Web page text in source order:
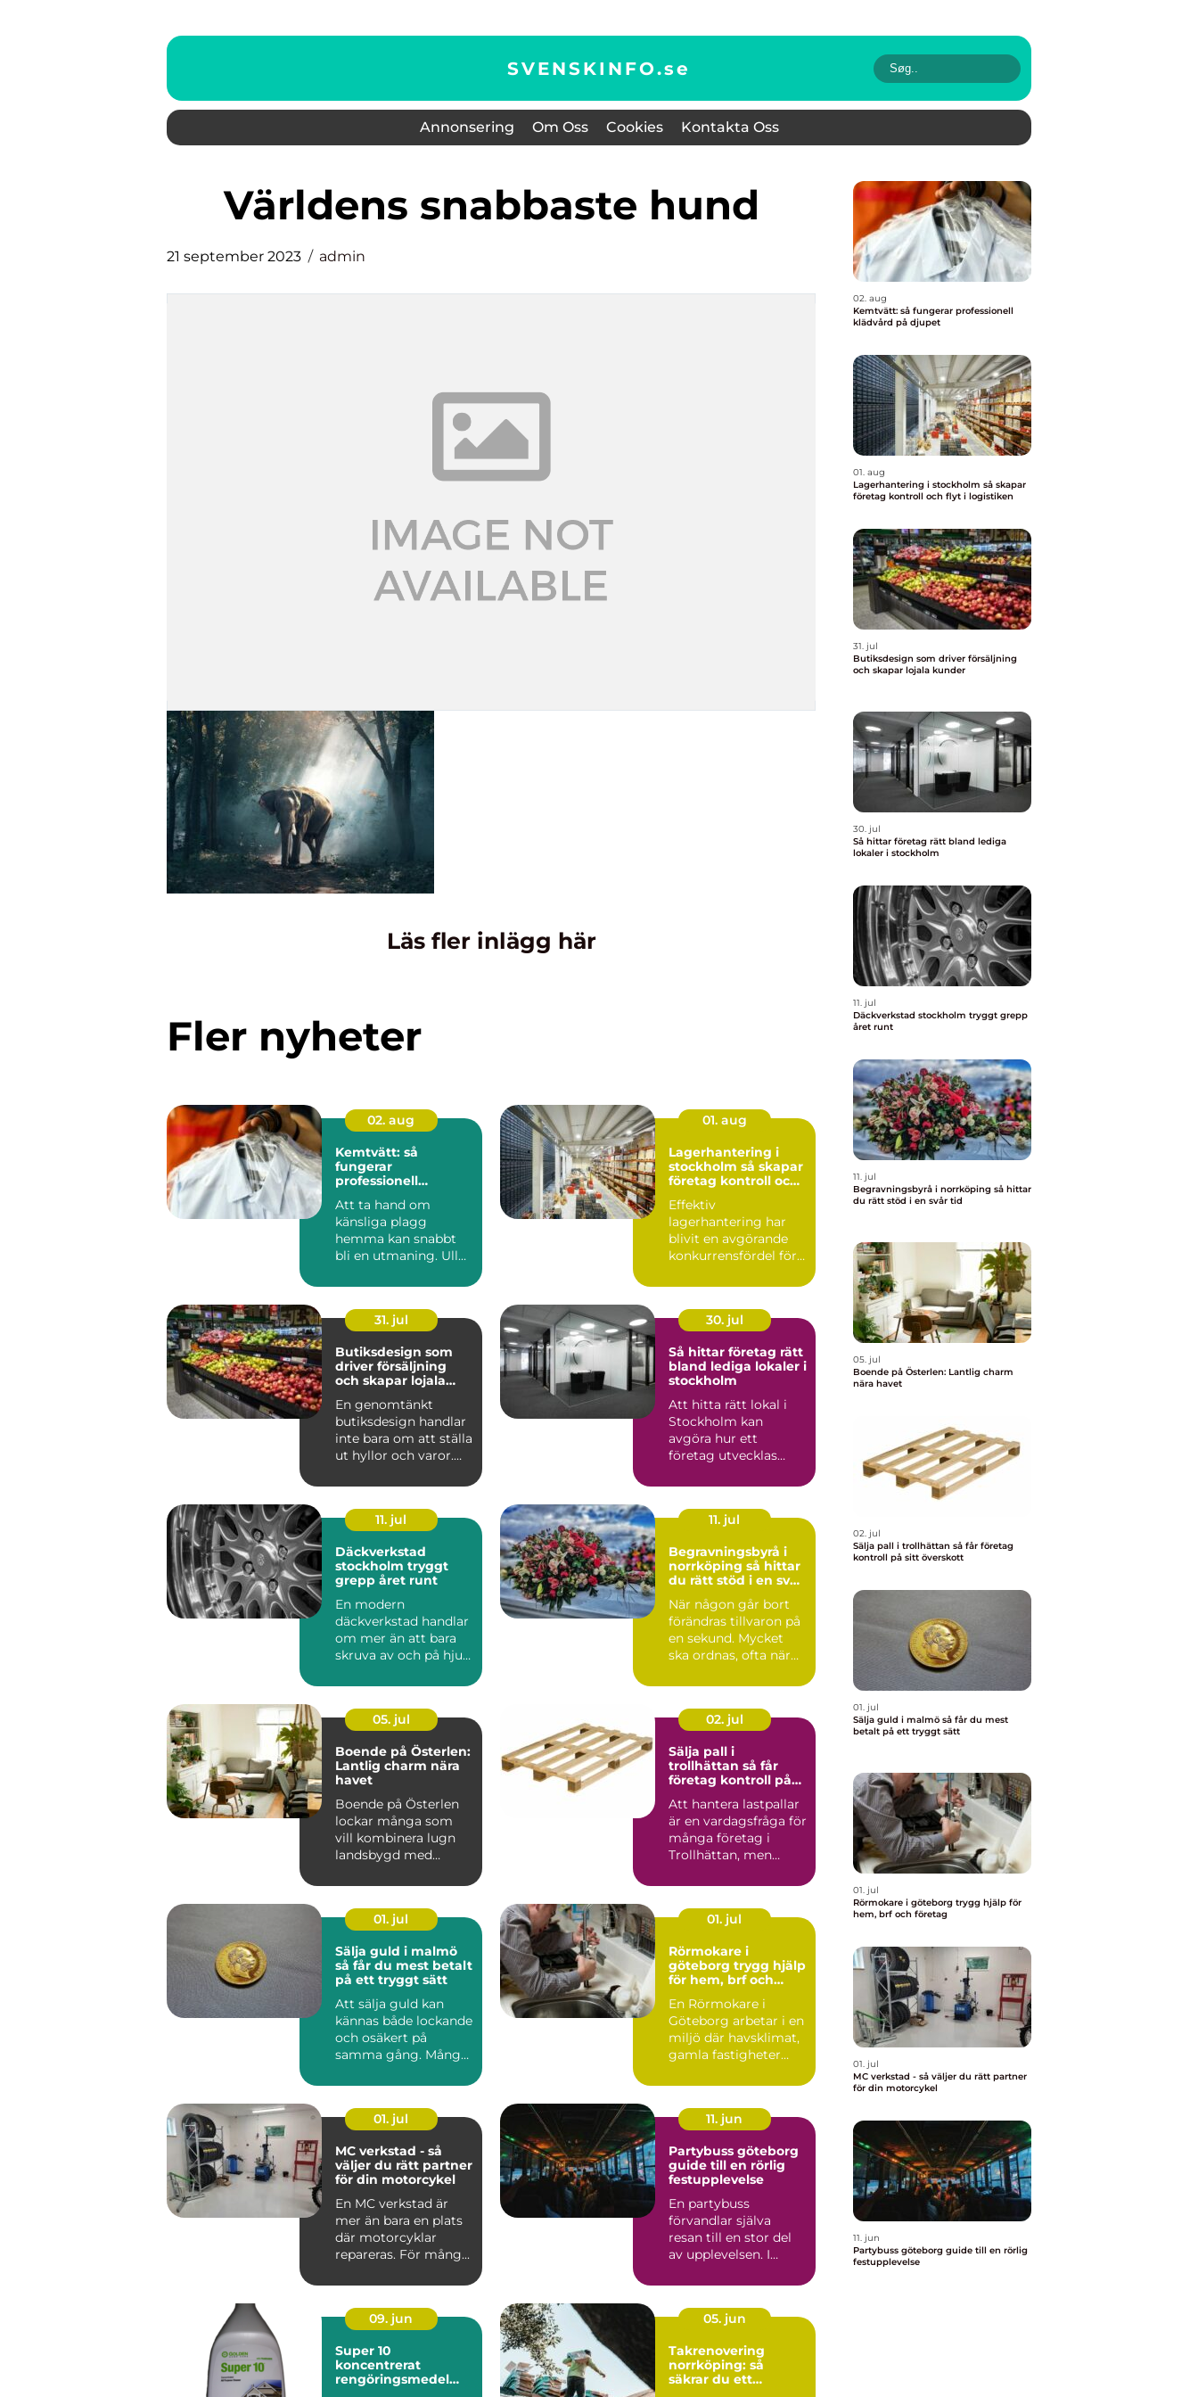
SVENSKINFO.se
Annonsering Om Oss Cookies Kontakta Oss
världens snabbaste hund
21 september 2023 admin
Läs fler inlägg här
Fler nyheter
02. aug
Kemtvätt: så
fungerar
professionell
Att ta hand om
känsliga plagg
hemma kan snabbt
bli en utmaning. Ull
som tapp...
01. aug
Lagerhantering i
stockholm så skapar
företag kontroll och
Effektiv
lagerhantering har
blivit en avgörande
konkurrensfördel för
När varufl...
31. jul
Butiksdesign som
driver försäljning
och skapar lojala
En genomtänkt
butiksdesign handlar
inte bara om att ställa
ut hyllor och varor.
kun...
30. jul
Så hittar företag rätt
bland lediga lokaler i
stockholm
Att hitta rätt lokal i
Stockholm kan
avgöra hur ett
företag utvecklas
framåt. Läget p...
11. jul
Däckverkstad
stockholm tryggt
grepp året runt
En modern
däckverkstad handlar
om mer än att bara
skruva av och på hjul.
Stockholm är...
11. jul
Begravningsbyrå i
norrköping så hittar
du rätt stöd i en svår
När någon går bort
förändras tillvaron på
en sekund. Mycket
ska ordnas, ofta när
05. jul
Boende på Österlen:
Lantlig charm nära
havet
Boende på Österlen
lockar många som
vill kombinera lugn
landsbygd med
02. jul
Sälja pall i
trollhättan så får
företag kontroll på
Att hantera lastpallar
är en vardagsfråga för
många företag i
Trollhättan, men
me...
01. jul
Sälja guld i malmö
så får du mest betalt
på ett tryggt sätt
Att sälja guld kan
kännas både lockande
och osäkert på
samma gång. Många
ärvda fö...
01. jul
Rörmokare i
göteborg trygg hjälp
för hem, brf och
En Rörmokare i
Göteborg arbetar i en
miljö där havsklimat,
gamla fastigheter
stäl...
01. jul
MC verkstad - så
väljer du rätt partner
för din motorcykel
En MC verkstad är
mer än bara en plats
där motorcyklar
repareras. För mång...
11. jun
Partybuss göteborg
guide till en rörlig
festupplevelse
En partybuss
förvandlar själva
resan till en stor del
av upplevelsen. I
sig ...
09. jun
Super 10
koncentrerat
rengöringsmedel
05. jun
Takrenovering
norrköping: så
säkrar du ett
02. aug
Kemtvätt: så fungerar professionell
klädvård på djupet
01. aug
Lagerhantering i stockholm så skapar
företag kontroll och flyt i logistiken
31. jul
Butiksdesign som driver försäljning
och skapar lojala kunder
30. jul
Så hittar företag rätt bland lediga
lokaler i stockholm
11. jul
Däckverkstad stockholm tryggt grepp
året runt
11. jul
Begravningsbyrå i norrköping så hittar
du rätt stöd i en svår tid
05. jul
Boende på Österlen: Lantlig charm
nära havet
02. jul
Sälja pall i trollhättan så får företag
kontroll på sitt överskott
01. jul
Sälja guld i malmö så får du mest
betalt på ett tryggt sätt
01. jul
Rörmokare i göteborg trygg hjälp för
hem, brf och företag
01. jul
MC verkstad - så väljer du rätt partner
för din motorcykel
11. jun
Partybuss göteborg guide till en rörlig
festupplevelse